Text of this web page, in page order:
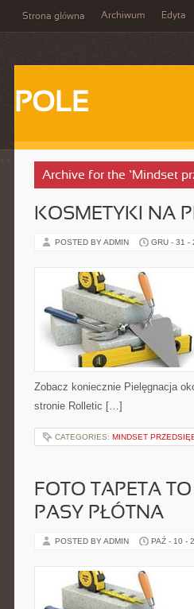
Strona główna Archiwum Edyta
POLE
Archive for the ‘Mindset
KOSMETYKI NA
POSTED BY ADMIN GRU - 31 -
Zobacz koniecznie Pielęgnacja
stronie Rolletic […]
CATEGORIES: MINDSET
FOTO TAPETA
PASY PŁÓTNA
POSTED BY ADMIN PAŹ - 10 -